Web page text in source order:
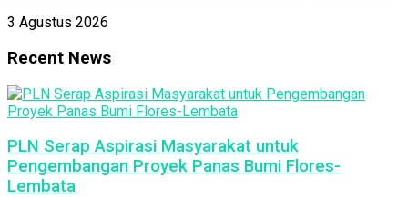
3 Agustus 2026
Recent News
PLN Serap Aspirasi Masyarakat untuk
Pengembangan Proyek Panas Bumi Flores-
Lembata